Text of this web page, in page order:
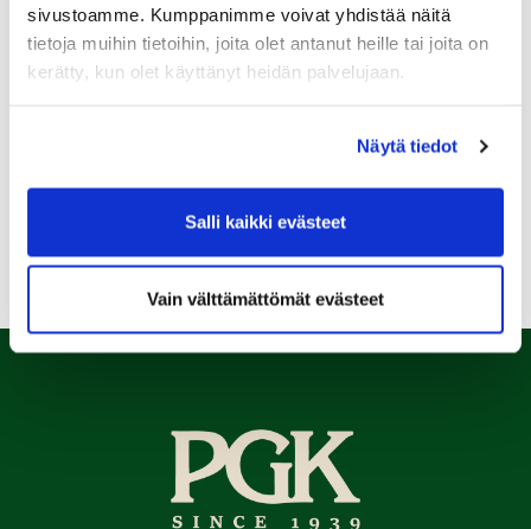
sivustoamme. Kumppanimme voivat yhdistää näitä
tietoja muihin tietoihin, joita olet antanut heille tai joita on
kerätty, kun olet käyttänyt heidän palvelujaan.
Näytä tiedot
Salli kaikki evästeet
Vain välttämättömät evästeet
Pariskuntagolf 5/7
11.08.
Kaikki tapahtumat >>